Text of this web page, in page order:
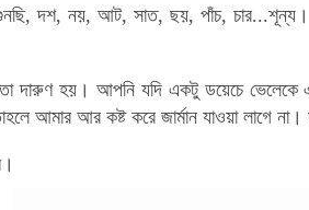
দশ, নয়, আট, সাত, ছয়, পাঁচ,
দারুণ হয়। আপনি যদি একটু ডয়েচে
আমার আর কষ্ট করে জার্মান যাওয়া লাগে